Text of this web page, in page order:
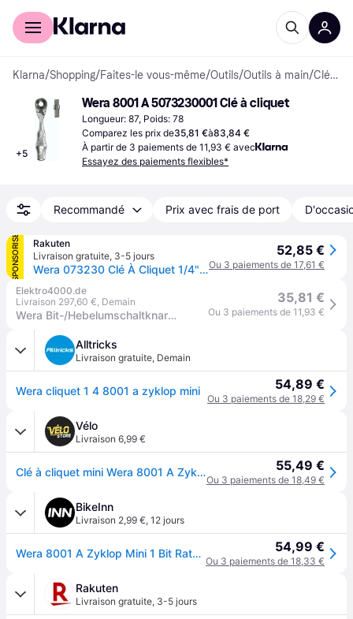
Acheter avec Klarna
Klarna/Shopping/Faites-le vous-même/Outils/Outils à main/ Clés à cliquet
+5
Wera 8001 A 5073230001 Clé à cliquet
Longueur: 87, Poids: 78
Comparez les prix de35,81 €à83,84 €
À partir de 3 paiements de 11,93 € avec
Essayez des paiements flexibles*
Recommandé Prix avec frais de port
SPONSORISÉ
Rakuten
Livraison gratuite, 3-5 jours
Wera 073230 Clé À Cliquet 1/4" 8001a
52,85 €
Ou 3 paiements de 17,61 €
Elektro4000.de
Livraison 297,60 €, Demain
Wera Bit-/Hebelumschaltknarre 8001 A Zyklop 1/4 Zoll direkte Bitaufn.L.87mm 60
35,81 €
Ou 3 paiements de 11,93 €
Alltricks
Livraison gratuite, Demain
Wera cliquet 1 4 8001 a zyklop mini 54,89 €
Ou 3 paiements de 18,29 €
Vélo
Livraison 6,99 €
Clé à cliquet mini Wera 8001 A Zyklop - Noir 55,49 €
Ou 3 paiements de 18,49 €
BikeInn
Livraison 2,99 €, 12 jours
Wera 8001 A Zyklop Mini 1 Bit Ratchet Tool Gris 54,99 €
Ou 3 paiements de 18,33 €
Rakuten
Livraison gratuite, 3-5 jours